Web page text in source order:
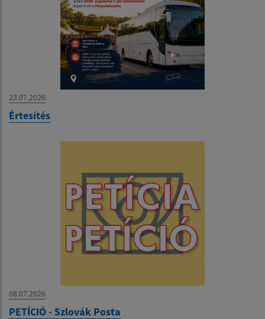
23.07.2026
Értesítés
08.07.2026
PETÍCIÓ - Szlovák Posta